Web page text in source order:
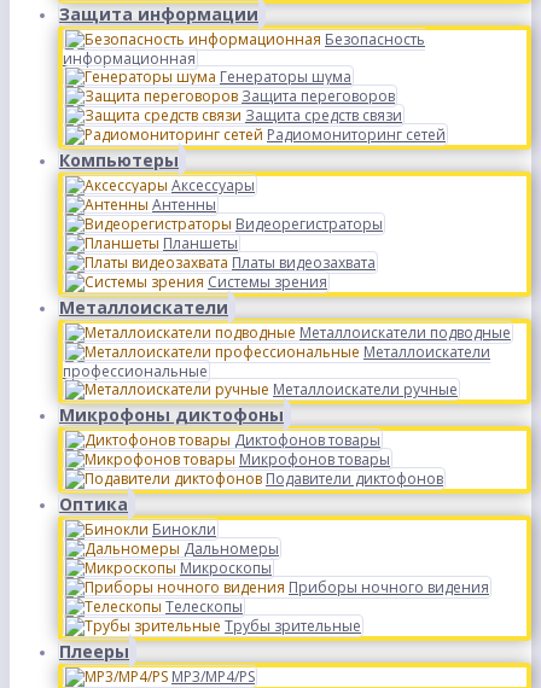
Защита информации
Безопасность
информационная
Генераторы шума
Защита переговоров
Защита средств связи
Радиомониторинг сетей
Компьютеры
Аксессуары
Антенны
Видеорегистраторы
Планшеты
Платы видеозахвата
Системы зрения
Металлоискатели
Металлоискатели подводные
Металлоискатели
профессиональные
Металлоискатели ручные
Микрофоны диктофоны
Диктофонов товары
Микрофонов товары
Подавители диктофонов
Оптика
Бинокли
Дальномеры
Микроскопы
Приборы ночного видения
Телескопы
Трубы зрительные
Плееры
MP3/MP4/PS